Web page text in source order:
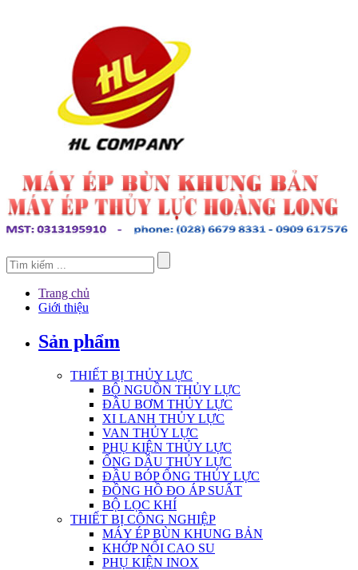
Trang chủ
Giới thiệu
Sản phẩm
THIẾT BỊ THỦY LỰC
BỘ NGUỒN THỦY LỰC
ĐẦU BƠM THỦY LỰC
XI LANH THỦY LỰC
VAN THỦY LỰC
PHỤ KIỆN THỦY LỰC
ỐNG DẦU THỦY LỰC
ĐẦU BÓP ỐNG THỦY LỰC
ĐỒNG HỒ ĐO ÁP SUẤT
BỘ LỌC KHÍ
THIẾT BỊ CÔNG NGHIỆP
MÁY ÉP BÙN KHUNG BẢN
KHỚP NỐI CAO SU
PHỤ KIỆN INOX